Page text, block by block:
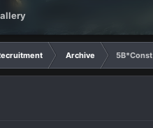
Archive
5B*Const